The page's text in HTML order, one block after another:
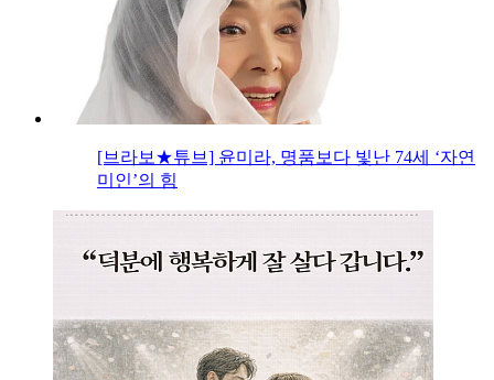
[브라보★튜브] 윤미라, 명품보다 빛난 74세 ‘자연
미인’의 힘